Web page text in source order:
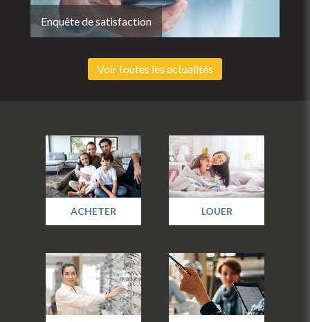
Enquête de satisfaction
Voir toutes les actualités
ACHETER LOUER